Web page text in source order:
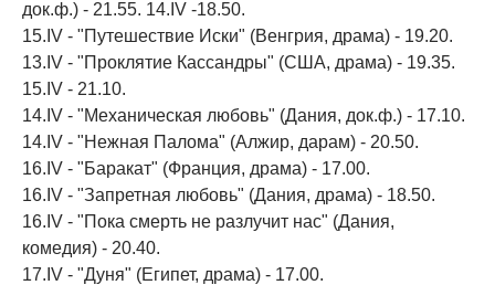
док.ф.) - 21.55. 14.IV -18.50.
15.IV - "Путешествие Иски" (Венгрия, драма) - 19.20.
13.IV - "Проклятие Кассандры" (США, драма) - 19.35.
15.IV - 21.10.
14.IV - "Механическая любовь" (Дания, док.ф.) - 17.10.
14.IV - "Нежная Палома" (Алжир, дарам) - 20.50.
16.IV - "Баракат" (Франция, драма) - 17.00.
16.IV - "Запретная любовь" (Дания, драма) - 18.50.
16.IV - "Пока смерть не разлучит нас" (Дания,
комедия) - 20.40.
17.IV - "Дуня" (Египет, драма) - 17.00.